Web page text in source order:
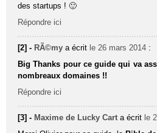
des startups ! 🙂
Répondre ici
[2] - RÃ©my a écrit le 26 mars 2014 :
Big Thanks pour ce guide qui va
nombreaux domaines !!
Répondre ici
[3] - Maxime de Lucky Cart a écrit le